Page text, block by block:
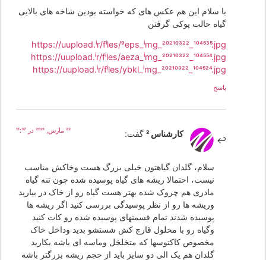
با سلام این هم عکس های که خواسته بودین شاخه های بالایی
گیاه حالت پوکی گرفتن
https://uupload.ir/files/9eps_img_20210322_104535.jpg
https://uupload.ir/files/aeza_img_20210322_104554.jpg
https://uupload.ir/files/ybkl_img_20210322_104524.jpg
کارشناس 2 گفت:
سلام، گلدان گیاهتون خیلی بزرگ هست وخاکش مناسب
نیست، احتمالا ریشه های گیاه پوسیده شده چون تنه گیاه
مادری هم چروک شده بهتر هست گیاه رو از خاک در بیارید
وریشه ها رو از نظر پوسیدگی بررسی کنید اگر ریشه ها
پوسیده شدند تمام قسمتهای پوسیده شده رو کات کنید
وگیاه رو با محلول قارچ کش شستشو بدید وداخل خاک
مخصوص کاکتوسها که متخلخل وماسه ای باشه بکارید
گلدان هم یک الی دو سایز باید از حجم ریشه بزرگتر باشه